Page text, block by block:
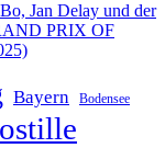
Jan Delay und der
PRIX OF
Bayern Bodensee